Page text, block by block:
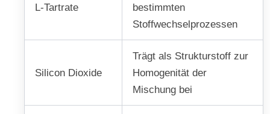
L-Tartrate
bestimmten
Stoffwechselprozessen
Silicon Dioxide
Trägt als Strukturstoff zur
Homogenität der
Mischung bei